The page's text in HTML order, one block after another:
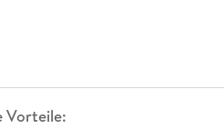
Vorteile: